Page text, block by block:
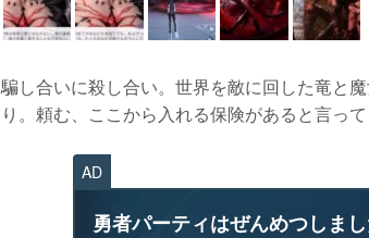
騙し合いに殺し合い。世界を敵に回した竜と
り。頼む、ここから入れる保険があると言っ
AD
勇者パーティはぜんめつしまし